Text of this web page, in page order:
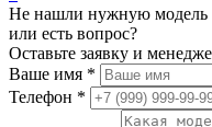
Не нашли нужную модель
или есть вопрос?
Оставьте заявку и
Ваше имя *
Телефон *